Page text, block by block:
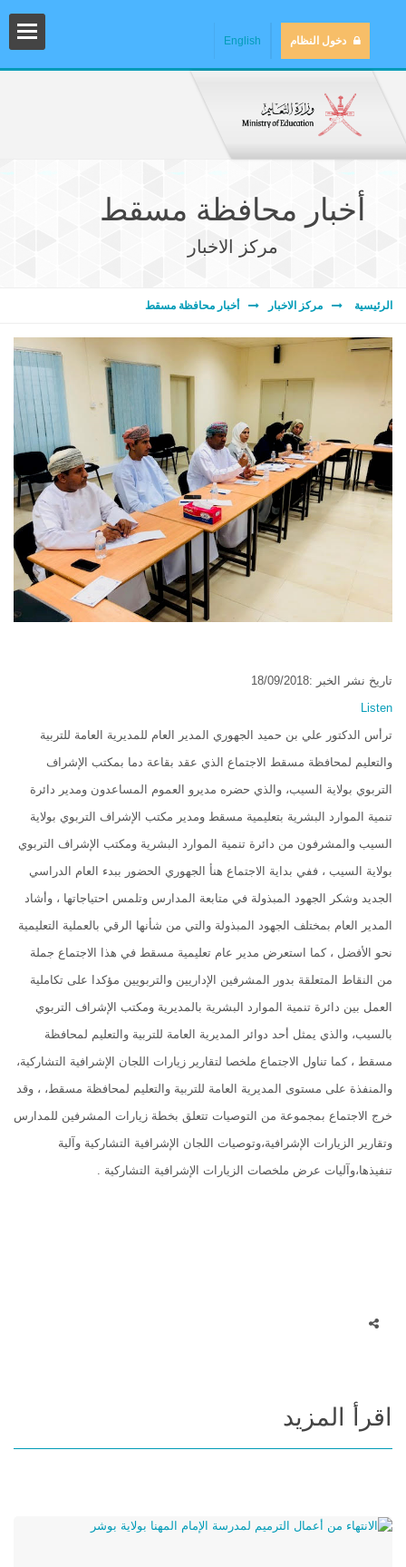
دخول النظام English
أخبار محافظة مسقط
مركز الاخبار
الرئيسية مركز الاخبار أخبار محافظة مسقط
تاريخ نشر الخبر :18/09/2018
Listen
ترأس الدكتور علي بن حميد الجهوري المدير العام للمديرية العامة للتربية
والتعليم لمحافظة مسقط الاجتماع الذي عقد بقاعة دما بمكتب الإشراف
التربوي بولاية السيب، والذي حضره مديرو العموم المساعدون ومدير دائرة
تنمية الموارد البشرية بتعليمية مسقط ومدير مكتب الإشراف التربوي بولاية
السيب والمشرفون من دائرة تنمية الموارد البشرية ومكتب الإشراف التربوي
بولاية السيب ، ففي بداية الاجتماع هنأ الجهوري الحضور ببدء العام الدراسي
الجديد وشكر الجهود المبذولة في متابعة المدارس وتلمس احتياجاتها ، وأشاد
المدير العام بمختلف الجهود المبذولة والتي من شأنها الرقي بالعملية التعليمية
نحو الأفضل ، كما استعرض مدير عام تعليمية مسقط في هذا الاجتماع جملة
من النقاط المتعلقة بدور المشرفين الإداريين والتربويين مؤكدا على تكاملية
العمل بين دائرة تنمية الموارد البشرية بالمديرية ومكتب الإشراف التربوي
بالسيب، والذي يمثل أحد دوائر المديرية العامة للتربية والتعليم لمحافظة
مسقط ، كما تناول الاجتماع ملخصا لتقارير زيارات اللجان الإشرافية التشاركية،
والمنفذة على مستوى المديرية العامة للتربية والتعليم لمحافظة مسقط، ، وقد
خرج الاجتماع بمجموعة من التوصيات تتعلق بخطة زيارات المشرفين للمدارس
وتقارير الزيارات الإشرافية،وتوصيات اللجان الإشرافية التشاركية وآلية
تنفيذها،وآليات عرض ملخصات الزيارات الإشرافية التشاركية .
اقرأ المزيد